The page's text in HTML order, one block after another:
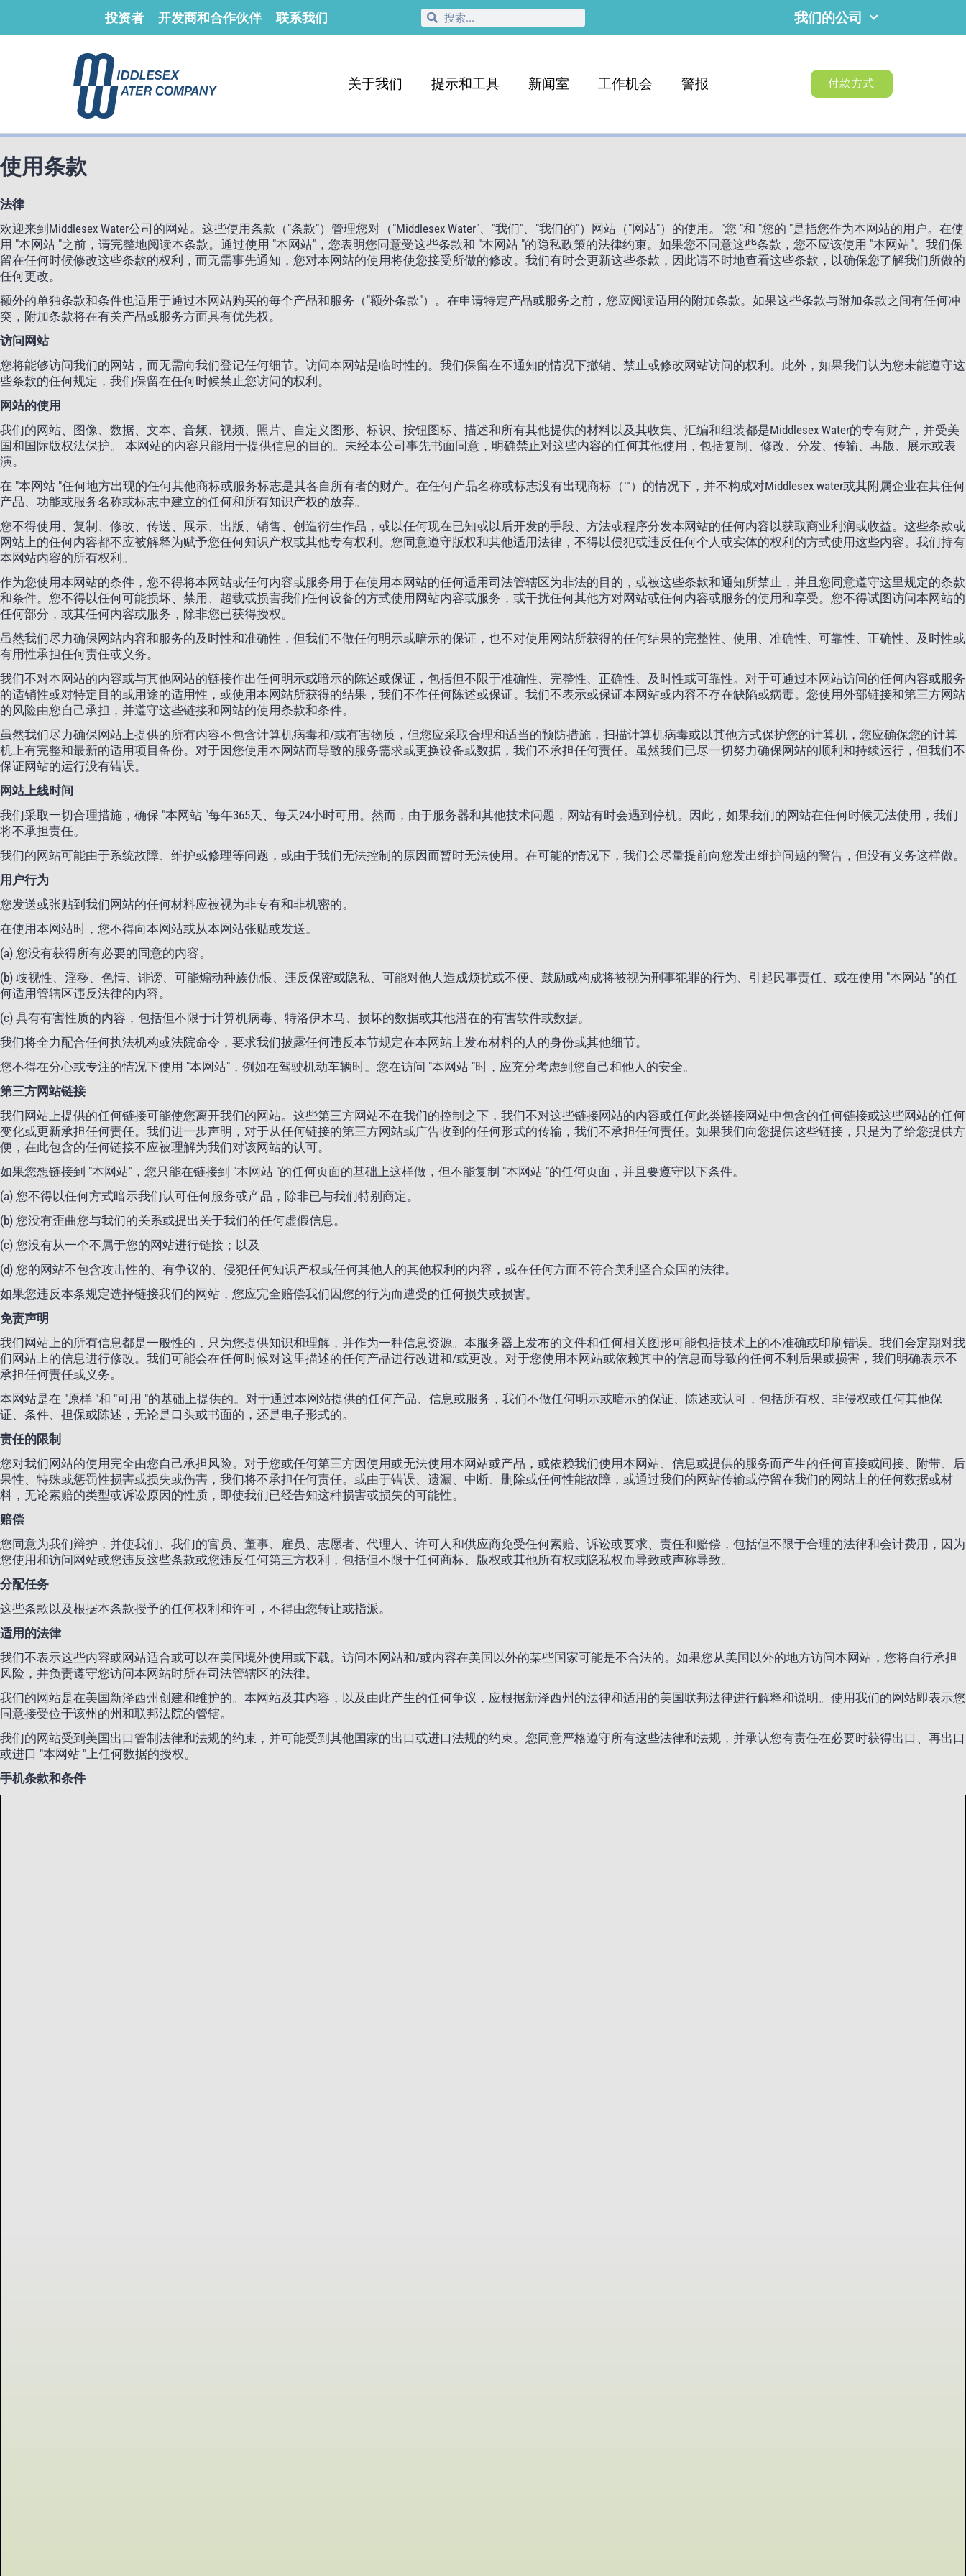
投资者 开发商和合作伙伴 联系我们 我们的公司
关于我们 提示和工具 新闻室 工作机会 警报 付款方式
使用条款
法律
欢迎来到Middlesex Water公司的网站。这些使用条款（"条款"）管理您对（"Middlesex Water"、"我们"、"我们的"）网站（"网站"）的使用。"您 "和 "您的 "是指您作为本网站的用户。在使
用 "本网站 "之前，请完整地阅读本条款。通过使用 "本网站"，您表明您同意受这些条款和 "本网站 "的隐私政策的法律约束。如果您不同意这些条款，您不应该使用 "本网站"。我们保
留在任何时候修改这些条款的权利，而无需事先通知，您对本网站的使用将使您接受所做的修改。我们有时会更新这些条款，因此请不时地查看这些条款，以确保您了解我们所做的
任何更改。
额外的单独条款和条件也适用于通过本网站购买的每个产品和服务（"额外条款"）。在申请特定产品或服务之前，您应阅读适用的附加条款。如果这些条款与附加条款之间有任何冲
突，附加条款将在有关产品或服务方面具有优先权。
访问网站
您将能够访问我们的网站，而无需向我们登记任何细节。访问本网站是临时性的。我们保留在不通知的情况下撤销、禁止或修改网站访问的权利。此外，如果我们认为您未能遵守这
些条款的任何规定，我们保留在任何时候禁止您访问的权利。
网站的使用
我们的网站、图像、数据、文本、音频、视频、照片、自定义图形、标识、按钮图标、描述和所有其他提供的材料以及其收集、汇编和组装都是Middlesex Water的专有财产，并受美
国和国际版权法保护。 本网站的内容只能用于提供信息的目的。未经本公司事先书面同意，明确禁止对这些内容的任何其他使用，包括复制、修改、分发、传输、再版、展示或表
演。
在 "本网站 "任何地方出现的任何其他商标或服务标志是其各自所有者的财产。在任何产品名称或标志没有出现商标（™）的情况下，并不构成对Middlesex water或其附属企业在其任何
产品、功能或服务名称或标志中建立的任何和所有知识产权的放弃。
您不得使用、复制、修改、传送、展示、出版、销售、创造衍生作品，或以任何现在已知或以后开发的手段、方法或程序分发本网站的任何内容以获取商业利润或收益。这些条款或
网站上的任何内容都不应被解释为赋予您任何知识产权或其他专有权利。您同意遵守版权和其他适用法律，不得以侵犯或违反任何个人或实体的权利的方式使用这些内容。我们持有
本网站内容的所有权利。
作为您使用本网站的条件，您不得将本网站或任何内容或服务用于在使用本网站的任何适用司法管辖区为非法的目的，或被这些条款和通知所禁止，并且您同意遵守这里规定的条款
和条件。您不得以任何可能损坏、禁用、超载或损害我们任何设备的方式使用网站内容或服务，或干扰任何其他方对网站或任何内容或服务的使用和享受。您不得试图访问本网站的
任何部分，或其任何内容或服务，除非您已获得授权。
虽然我们尽力确保网站内容和服务的及时性和准确性，但我们不做任何明示或暗示的保证，也不对使用网站所获得的任何结果的完整性、使用、准确性、可靠性、正确性、及时性或
有用性承担任何责任或义务。
我们不对本网站的内容或与其他网站的链接作出任何明示或暗示的陈述或保证，包括但不限于准确性、完整性、正确性、及时性或可靠性。对于可通过本网站访问的任何内容或服务
的适销性或对特定目的或用途的适用性，或使用本网站所获得的结果，我们不作任何陈述或保证。我们不表示或保证本网站或内容不存在缺陷或病毒。您使用外部链接和第三方网站
的风险由您自己承担，并遵守这些链接和网站的使用条款和条件。
虽然我们尽力确保网站上提供的所有内容不包含计算机病毒和/或有害物质，但您应采取合理和适当的预防措施，扫描计算机病毒或以其他方式保护您的计算机，您应确保您的计算
机上有完整和最新的适用项目备份。对于因您使用本网站而导致的服务需求或更换设备或数据，我们不承担任何责任。虽然我们已尽一切努力确保网站的顺利和持续运行，但我们不
保证网站的运行没有错误。
网站上线时间
我们采取一切合理措施，确保 "本网站 "每年365天、每天24小时可用。然而，由于服务器和其他技术问题，网站有时会遇到停机。因此，如果我们的网站在任何时候无法使用，我们
将不承担责任。
我们的网站可能由于系统故障、维护或修理等问题，或由于我们无法控制的原因而暂时无法使用。在可能的情况下，我们会尽量提前向您发出维护问题的警告，但没有义务这样做。
用户行为
您发送或张贴到我们网站的任何材料应被视为非专有和非机密的。
在使用本网站时，您不得向本网站或从本网站张贴或发送。
(a) 您没有获得所有必要的同意的内容。
(b) 歧视性、淫秽、色情、诽谤、可能煽动种族仇恨、违反保密或隐私、可能对他人造成烦扰或不便、鼓励或构成将被视为刑事犯罪的行为、引起民事责任、或在使用 "本网站 "的任
何适用管辖区违反法律的内容。
(c) 具有有害性质的内容，包括但不限于计算机病毒、特洛伊木马、损坏的数据或其他潜在的有害软件或数据。
我们将全力配合任何执法机构或法院命令，要求我们披露任何违反本节规定在本网站上发布材料的人的身份或其他细节。
您不得在分心或专注的情况下使用 "本网站"，例如在驾驶机动车辆时。您在访问 "本网站 "时，应充分考虑到您自己和他人的安全。
第三方网站链接
我们网站上提供的任何链接可能使您离开我们的网站。这些第三方网站不在我们的控制之下，我们不对这些链接网站的内容或任何此类链接网站中包含的任何链接或这些网站的任何
变化或更新承担任何责任。我们进一步声明，对于从任何链接的第三方网站或广告收到的任何形式的传输，我们不承担任何责任。如果我们向您提供这些链接，只是为了给您提供方
便，在此包含的任何链接不应被理解为我们对该网站的认可。
如果您想链接到 "本网站"，您只能在链接到 "本网站 "的任何页面的基础上这样做，但不能复制 "本网站 "的任何页面，并且要遵守以下条件。
(a) 您不得以任何方式暗示我们认可任何服务或产品，除非已与我们特别商定。
(b) 您没有歪曲您与我们的关系或提出关于我们的任何虚假信息。
(c) 您没有从一个不属于您的网站进行链接；以及
(d) 您的网站不包含攻击性的、有争议的、侵犯任何知识产权或任何其他人的其他权利的内容，或在任何方面不符合美利坚合众国的法律。
如果您违反本条规定选择链接我们的网站，您应完全赔偿我们因您的行为而遭受的任何损失或损害。
免责声明
我们网站上的所有信息都是一般性的，只为您提供知识和理解，并作为一种信息资源。本服务器上发布的文件和任何相关图形可能包括技术上的不准确或印刷错误。我们会定期对我
们网站上的信息进行修改。我们可能会在任何时候对这里描述的任何产品进行改进和/或更改。对于您使用本网站或依赖其中的信息而导致的任何不利后果或损害，我们明确表示不
承担任何责任或义务。
本网站是在 "原样 "和 "可用 "的基础上提供的。对于通过本网站提供的任何产品、信息或服务，我们不做任何明示或暗示的保证、陈述或认可，包括所有权、非侵权或任何其他保
证、条件、担保或陈述，无论是口头或书面的，还是电子形式的。
责任的限制
您对我们网站的使用完全由您自己承担风险。对于您或任何第三方因使用或无法使用本网站或产品，或依赖我们使用本网站、信息或提供的服务而产生的任何直接或间接、附带、后
果性、特殊或惩罚性损害或损失或伤害，我们将不承担任何责任。或由于错误、遗漏、中断、删除或任何性能故障，或通过我们的网站传输或停留在我们的网站上的任何数据或材
料，无论索赔的类型或诉讼原因的性质，即使我们已经告知这种损害或损失的可能性。
赔偿
您同意为我们辩护，并使我们、我们的官员、董事、雇员、志愿者、代理人、许可人和供应商免受任何索赔、诉讼或要求、责任和赔偿，包括但不限于合理的法律和会计费用，因为
您使用和访问网站或您违反这些条款或您违反任何第三方权利，包括但不限于任何商标、版权或其他所有权或隐私权而导致或声称导致。
分配任务
这些条款以及根据本条款授予的任何权利和许可，不得由您转让或指派。
适用的法律
我们不表示这些内容或网站适合或可以在美国境外使用或下载。访问本网站和/或内容在美国以外的某些国家可能是不合法的。如果您从美国以外的地方访问本网站，您将自行承担
风险，并负责遵守您访问本网站时所在司法管辖区的法律。
我们的网站是在美国新泽西州创建和维护的。本网站及其内容，以及由此产生的任何争议，应根据新泽西州的法律和适用的美国联邦法律进行解释和说明。使用我们的网站即表示您
同意接受位于该州的州和联邦法院的管辖。
我们的网站受到美国出口管制法律和法规的约束，并可能受到其他国家的出口或进口法规的约束。您同意严格遵守所有这些法律和法规，并承认您有责任在必要时获得出口、再出口
或进口 "本网站 "上任何数据的授权。
手机条款和条件